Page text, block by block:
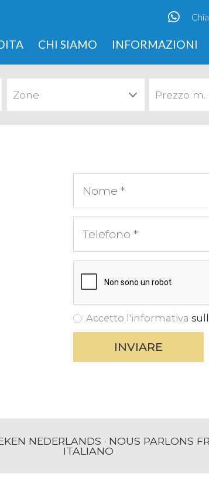
CHI SIAMO INFORMAZIONI
Zone
Accetto l'informativa
NEDERLANDS · NOUS PARLONS
ITALIANO